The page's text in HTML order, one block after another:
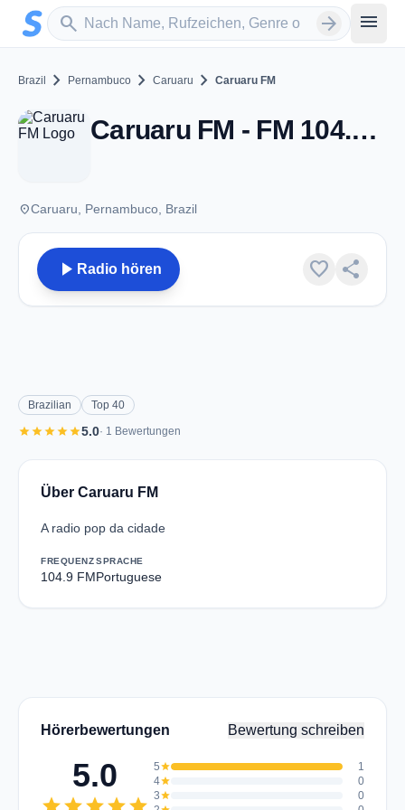
Zum Hauptinhalt springen
search
Sender suchen arrow_forward menu
Brazil chevron_right Pernambuco chevron_right Caruaru chevron_right Caruaru FM
Caruaru FM - FM 104.9 - Caruaru
placeCaruaru, Pernambuco, Brazil
play_arrow Radio hören favorite share
Brazilian Top 40
starstarstarstarstar5.0· 1 Bewertungen
Über Caruaru FM
A radio pop da cidade
FREQUENZ
104.9 FM
SPRACHE
Portuguese
Hörerbewertungen Bewertung schreiben
5.0 5star
1
4star
0
3star
0